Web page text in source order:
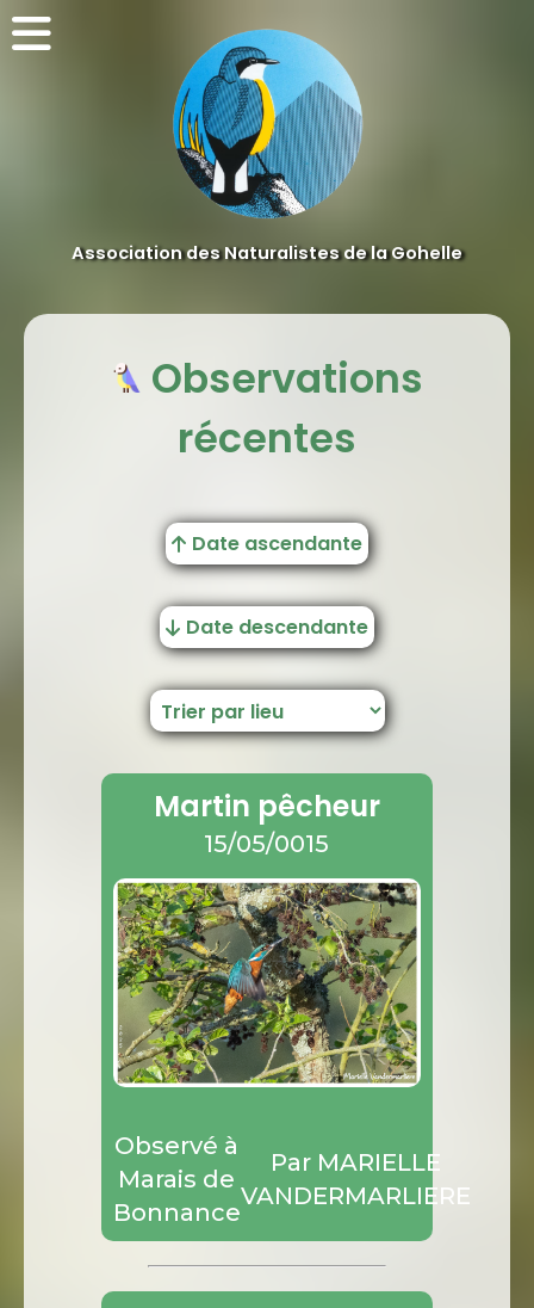
Association des Naturalistes de la Gohelle
Observations
récentes
Date ascendante
Date descendante
Martin pêcheur
15/05/0015
Observé à
Marais de
Bonnance
Par MARIELLE
VANDERMARLIERE